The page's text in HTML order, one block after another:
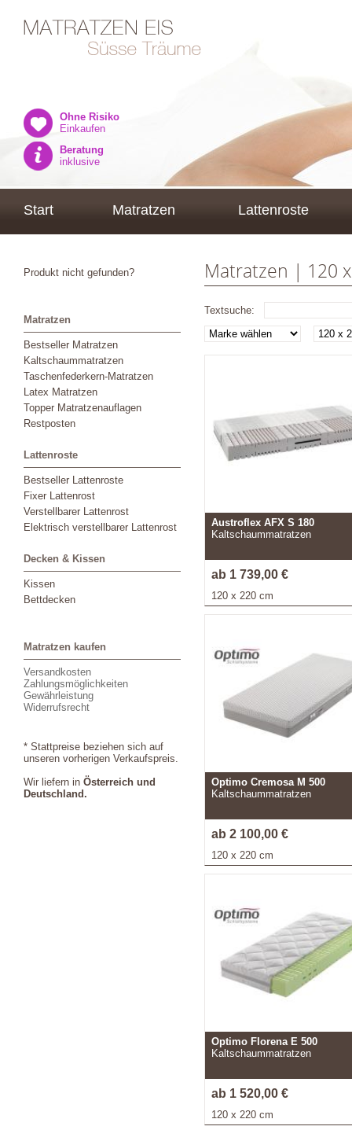
Ohne Risiko
Einkaufen
Beratung
inklusive
Start Matratzen Lattenroste
Produkt nicht gefunden?
Matratzen
Bestseller Matratzen
Kaltschaummatratzen
Taschenfederkern-Matratzen
Latex Matratzen
Topper Matratzenauflagen
Restposten
Lattenroste
Bestseller Lattenroste
Fixer Lattenrost
Verstellbarer Lattenrost
Elektrisch verstellbarer Lattenrost
Decken & Kissen
Kissen
Bettdecken
Matratzen kaufen
Versandkosten
Zahlungsmöglichkeiten
Gewährleistung
Widerrufsrecht
* Stattpreise beziehen sich auf
unseren vorherigen Verkaufspreis.
Wir liefern in Österreich und
Deutschland.
Matratzen | 120
Textsuche:
Austroflex AFX S 180
Kaltschaummatratzen
ab 1 739,00 €
120 x 220 cm
Optimo Cremosa M 500
Kaltschaummatratzen
ab 2 100,00 €
120 x 220 cm
Optimo Florena E 500
Kaltschaummatratzen
ab 1 520,00 €
120 x 220 cm